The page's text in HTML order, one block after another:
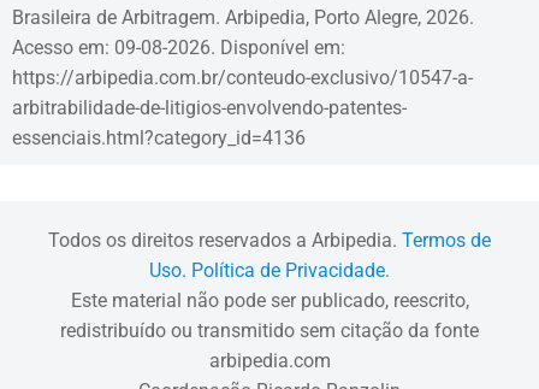
Brasileira de Arbitragem. Arbipedia, Porto Alegre, 2026.
Acesso em: 09-08-2026. Disponível em:
https://arbipedia.com.br/conteudo-exclusivo/10547-a-
arbitrabilidade-de-litigios-envolvendo-patentes-
essenciais.html?category_id=4136
Todos os direitos reservados a Arbipedia. Termos de
Uso. Política de Privacidade.
Este material não pode ser publicado, reescrito,
redistribuído ou transmitido sem citação da fonte
arbipedia.com